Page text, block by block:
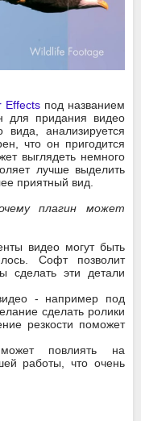
Effects под названием
для придания видео
вида, анализируется
что он пригодится
выглядеть немного
лучше выделить
приятный вид.
плагин может
видео могут быть
Софт позволит
сделать эти детали
- например под
сделать ролики
резкости поможет
может повлиять на
работы, что очень